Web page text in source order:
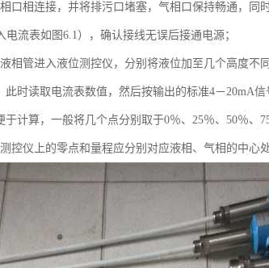
口相连接，并将排污口堵塞，气相口保持畅通，同
流表如图6.1），确认接线无误后接通电源；
相管进入液位测控仪，分别将液位加至几个高度不
时读取电流表数值，然后按输出的标准4－20mA
计算，一般将几个点分别取于0％、25％、50％、
控仪上的零点和量程应分别对应液相、气相的中心处